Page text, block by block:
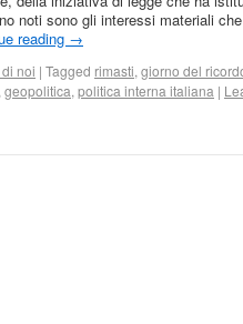
noti sono gli interessi materiali che
reading →
noi | Tagged rimasti, giorno del
geopolitica, politica interna italiana |